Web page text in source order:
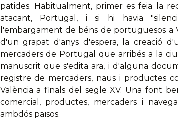
patides. Habitualment, primer es feia la
atacant, Portugal, i si hi havia
l'embargament de béns de portuguesos a
d'un grapat d'anys d'espera, la creació
mercaders de Portugal que arribés a la
manuscrit que s'edita ara, i d'alguna
registre de mercaders, naus i productes
València a finals del segle XV. Una font
comercial, productes, mercaders i
ambdós països.